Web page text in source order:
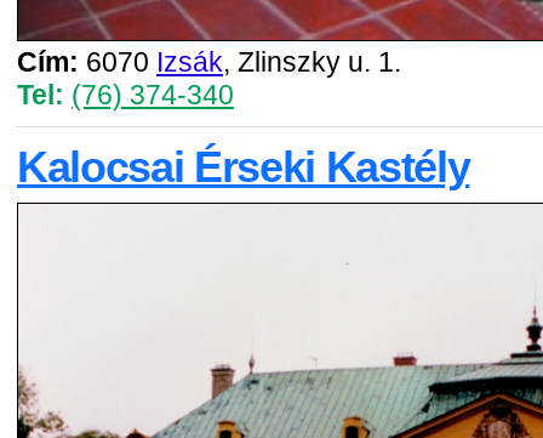
Cím: 6070 Izsák, Zlinszky u. 1.
Tel: (76) 374-340
Kalocsai Érseki Kastély